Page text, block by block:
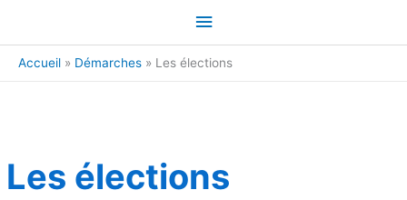
Menu
principal
Accueil Démarches Les élections
Les élections